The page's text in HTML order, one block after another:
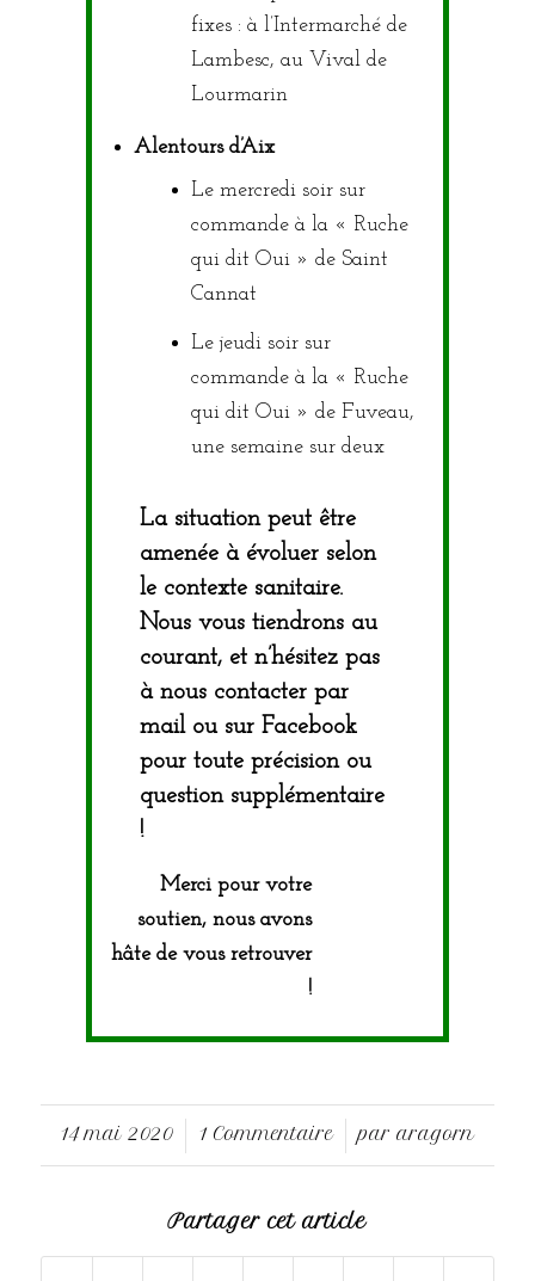
fixes : à l’Intermarché de
Lambesc, au Vival de
Lourmarin
Alentours d’Aix
Le mercredi soir sur
commande à la « Ruche
qui dit Oui » de Saint
Cannat
Le jeudi soir sur
commande à la « Ruche
qui dit Oui » de Fuveau,
une semaine sur deux
La situation peut être
amenée à évoluer selon
le contexte sanitaire.
Nous vous tiendrons au
courant, et n’hésitez pas
à nous contacter par
mail ou sur Facebook
pour toute précision ou
question supplémentaire
!
Merci pour votre
soutien, nous avons
hâte de vous retrouver
!
14 mai 2020
/ 1 Commentaire
/ pararagorn
Partager cet article